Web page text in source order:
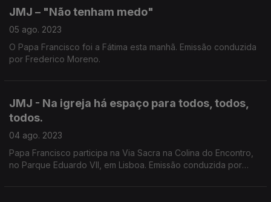
JMJ – "Não tenham medo"
05 ago. 2023
O Papa Francisco foi a Fátima esta manhã. Emissão conduzida
por Frederico Moreno.
JMJ - Na igreja há espaço para todos, todos,
todos.
04 ago. 2023
Papa Francisco participa na Via Sacra na Colina do Encontro,
no Parque Eduardo VII, em Lisboa. Emissão conduzida por